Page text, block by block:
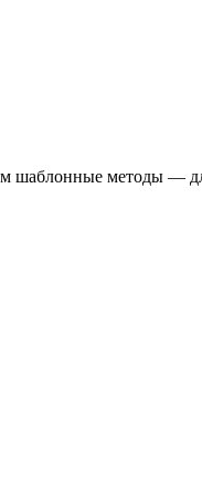
шаблонные методы —